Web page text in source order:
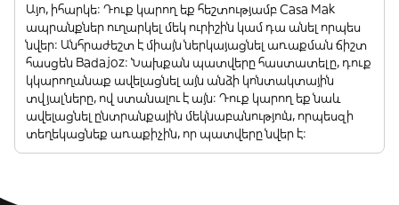
Այո, իհարկե: Դուք կարող եք հեշտությամբ Casa Mak
ապրանքներ ուղարկել մեկ ուրիշին կամ դա անել որպես
նվեր: Անհրաժեշտ է միայն ներկայացնել առաքման ճիշտ
հասցեն Badajoz: Նախքան պատվերը հաստատելը, դուք
կկարողանաք ավելացնել այն անձի կոնտակտային
տվյալները, ով ստանալու է այն: Դուք կարող եք նաև
ավելացնել ընտրանքային մեկնաբանություն, որպեսզի
տեղեկացնեք առաքիչին, որ պատվերը նվեր է: